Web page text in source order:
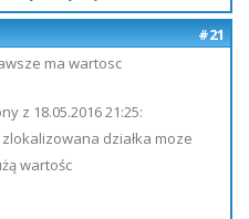
#21
ma wartosc
z 18.05.2016 21:25:
działka moze
wartośc